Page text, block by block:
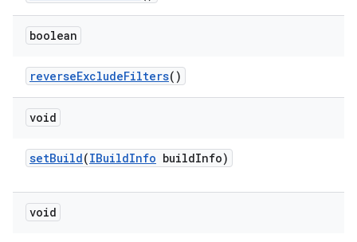
boolean
reverseExcludeFilters()
void
setBuild(IBuildInfo buildInfo)
void